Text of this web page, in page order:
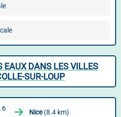
EAUX DANS LES VILLES
SUR-LOUP
Nice(8.4 km)